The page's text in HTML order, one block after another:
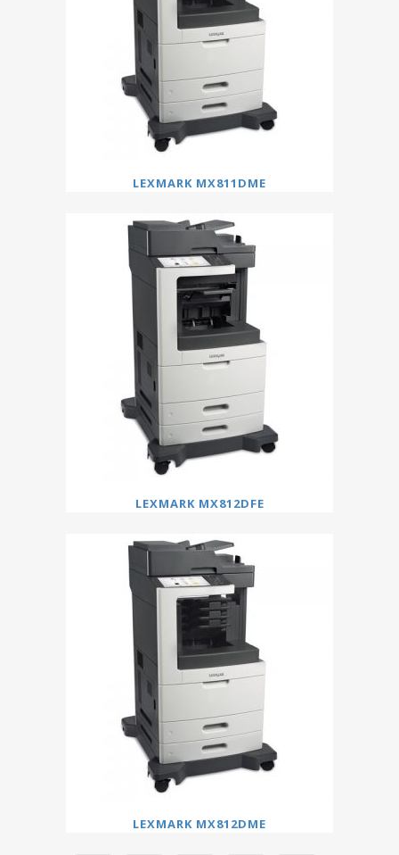
LEXMARK MX811DME
LEXMARK MX812DFE
LEXMARK MX812DME